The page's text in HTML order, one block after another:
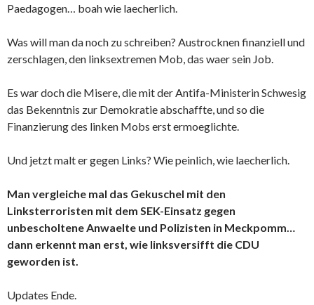
Paedagogen… boah wie laecherlich.
Was will man da noch zu schreiben? Austrocknen finanziell und
zerschlagen, den linksextremen Mob, das waer sein Job.
Es war doch die Misere, die mit der Antifa-Ministerin Schwesig
das Bekenntnis zur Demokratie abschaffte, und so die
Finanzierung des linken Mobs erst ermoeglichte.
Und jetzt malt er gegen Links? Wie peinlich, wie laecherlich.
Man vergleiche mal das Gekuschel mit den
Linksterroristen mit dem SEK-Einsatz gegen
unbescholtene Anwaelte und Polizisten in Meckpomm…
dann erkennt man erst, wie linksversifft die CDU
geworden ist.
Updates Ende.